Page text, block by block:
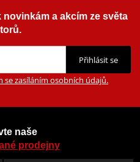
a akcím ze světa
Přihlásit se
zasíláním osobních údajů.
naše
prodejny